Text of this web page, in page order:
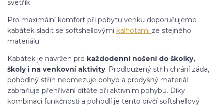
svetřík
Pro maximální komfort při pobytu venku doporučujeme
kabátek sladit se softshellovými kalhotami ze stejného
materiálu.
Kabátek je navržen pro každodenní nošení do školky,
školy i na venkovní aktivity. Prodloužený střih chrání záda,
pohodlný střih neomezuje pohyb a prodyšný materiál
zabraňuje přehřívání dítěte při aktivním pohybu. Díky
kombinaci funkčnosti a pohodlí je tento dívčí softshellový